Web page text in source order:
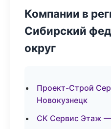
Компании в
Сибирский
округ
Проект-Строй
Новокузнецк
СК Сервис Этаж